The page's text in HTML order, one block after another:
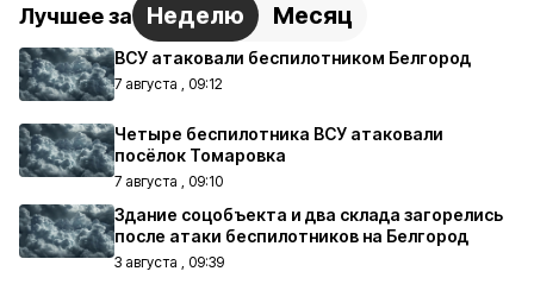
Лучшее за Неделю Месяц
ВСУ атаковали беспилотником Белгород
7 августа , 09:12
Четыре беспилотника ВСУ атаковали
посёлок Томаровка
7 августа , 09:10
Здание соцобъекта и два склада загорелись
после атаки беспилотников на Белгород
3 августа , 09:39